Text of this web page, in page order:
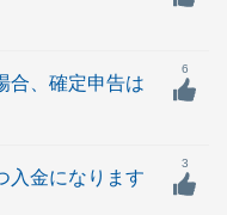
合、確定申告は
6
入金になります
3